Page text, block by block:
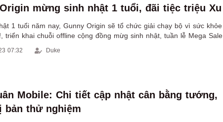
mừng sinh nhật 1 tuổi, đãi tiệc triệu Xu
1 tuổi năm nay, Gunny Origin sẽ tổ chức giải chạy bộ vì sức khỏe
triển khai chuỗi offline cộng đồng mừg sinh nhật, tuần lễ Mega Sale
tràn
07:32 Duke
Mobile: Chi tiết cập nhật cân bằng tướng,
bản thử nghiệm